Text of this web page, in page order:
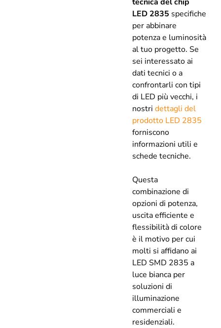
LED 2835 specifiche
per abbinare
potenza e luminosità
al tuo progetto. Se
sei interessato ai
dati tecnici o a
confrontarli con tipi
di LED più vecchi, i
nostri dettagli del
prodotto LED 2835
forniscono
informazioni utili e
schede tecniche.
Questa
combinazione di
opzioni di potenza,
uscita efficiente e
flessibilità di colore
è il motivo per cui
molti si affidano ai
LED SMD 2835 a
luce bianca per
soluzioni di
illuminazione
commerciali e
residenziali.